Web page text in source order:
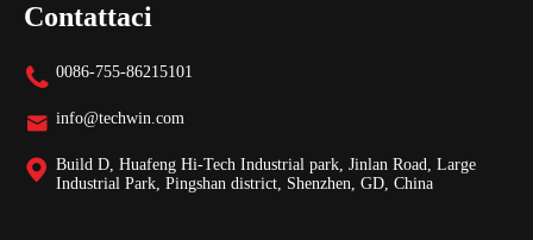
Contattaci
 0086-755-86215101
 info@techwin.com
 Build D, Huafeng Hi-Tech Industrial park, Jinlan Road, Large
Industrial Park, Pingshan district, Shenzhen, GD, China